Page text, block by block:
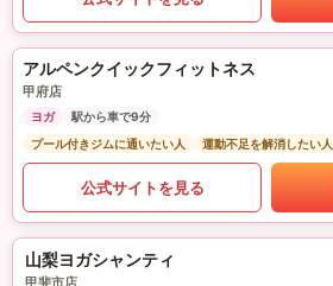
アルペンクイックフィットネス
甲府店
ヨガ
駅から車で9分
プール付きジムに通いたい人
運動不足を解消したい人
公式サイトを見る
山梨ヨガシャンティ